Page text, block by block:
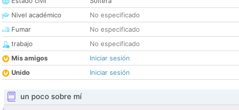
Nivel académico
No especificado
Fumar
No especificado
trabajo
No especificado
Mis amigos
Iniciar sesión
Unido
Iniciar sesión
un poco sobre mí